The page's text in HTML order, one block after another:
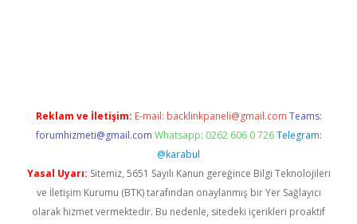
Reklam ve İletişim: E-mail: backlinkpaneli@gmail.com Teams:
forumhizmeti@gmail.com Whatsapp: 0262 606 0 726 Telegram:
@karabul
Yasal Uyarı: Sitemiz, 5651 Sayılı Kanun gereğince Bilgi Teknolojileri
ve İletişim Kurumu (BTK) tarafından onaylanmış bir Yer Sağlayıcı
olarak hizmet vermektedir. Bu nedenle, sitedeki içerikleri proaktif